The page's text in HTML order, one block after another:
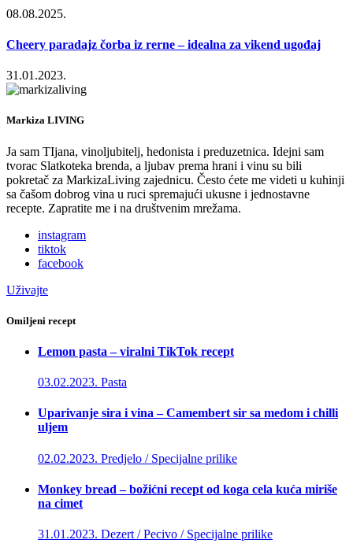
08.08.2025.
Cheery paradajz čorba iz rerne – idealna za vikend ugođaj
31.01.2023.
Markiza LIVING
Ja sam TIjana, vinoljubitelj, hedonista i preduzetnica. Idejni sam
tvorac Slatkoteka brenda, a ljubav prema hrani i vinu su bili
pokretač za MarkizaLiving zajednicu. Često ćete me videti u kuhinji
sa čašom dobrog vina u ruci spremajući ukusne i jednostavne
recepte. Zapratite me i na društvenim mrežama.
instagram
tiktok
facebook
Uživajte
Omiljeni recept
Lemon pasta – viralni TikTok recept
03.02.2023. Pasta
Uparivanje sira i vina – Camembert sir sa medom i chilli
uljem
02.02.2023. Predjelo / Specijalne prilike
Monkey bread – božićni recept od koga cela kuća miriše
na cimet
31.01.2023. Dezert / Pecivo / Specijalne prilike